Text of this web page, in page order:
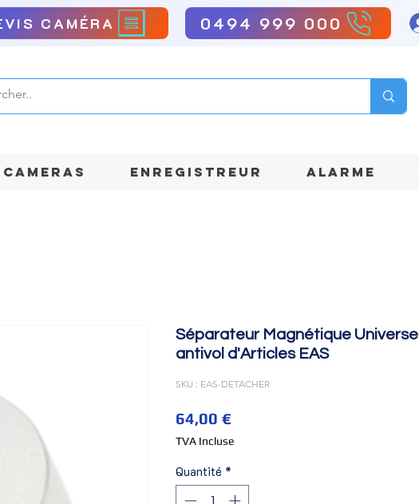
CAMÉRA 0494 999 000
ENREGISTREUR ALARME
Séparateur Magnétique Universel
antivol d'Articles EAS
SKU : EAS-DETACHER
64,00 €Prix
TVA Incluse
Quantité *